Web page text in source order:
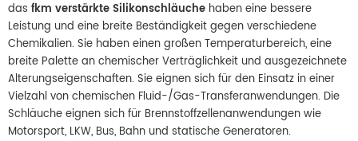
das fkm verstärkte Silikonschläuche haben eine bessere
Leistung und eine breite Beständigkeit gegen verschiedene
Chemikalien. Sie haben einen großen Temperaturbereich, eine
breite Palette an chemischer Verträglichkeit und ausgezeichnete
Alterungseigenschaften. Sie eignen sich für den Einsatz in einer
Vielzahl von chemischen Fluid-/Gas-Transferanwendungen. Die
Schläuche eignen sich für Brennstoffzellenanwendungen wie
Motorsport, LKW, Bus, Bahn und statische Generatoren.